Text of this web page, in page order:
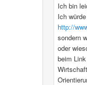
Ich bin
Ich
http://
sondern
oder
beim